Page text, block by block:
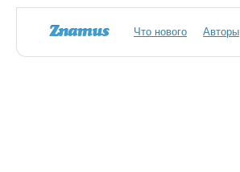
Что нового Авторы